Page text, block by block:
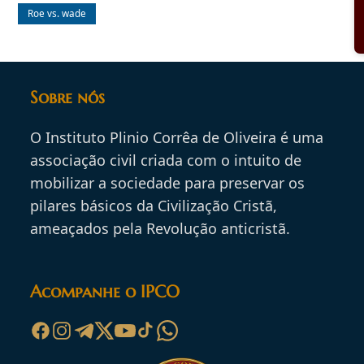
Roe vs. wade
Sobre nós
O Instituto Plinio Corrêa de Oliveira é uma
associação civil criada com o intuito de
mobilizar a sociedade para preservar os
pilares básicos da Civilização Cristã,
ameaçados pela Revolução anticristã.
Acompanhe o IPCO